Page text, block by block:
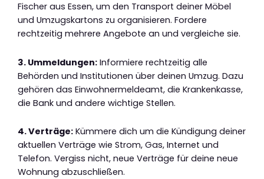
Fischer aus Essen, um den Transport deiner Möbel
und Umzugskartons zu organisieren. Fordere
rechtzeitig mehrere Angebote an und vergleiche sie.
3. Ummeldungen: Informiere rechtzeitig alle
Behörden und Institutionen über deinen Umzug. Dazu
gehören das Einwohnermeldeamt, die Krankenkasse,
die Bank und andere wichtige Stellen.
4. Verträge: Kümmere dich um die Kündigung deiner
aktuellen Verträge wie Strom, Gas, Internet und
Telefon. Vergiss nicht, neue Verträge für deine neue
Wohnung abzuschließen.